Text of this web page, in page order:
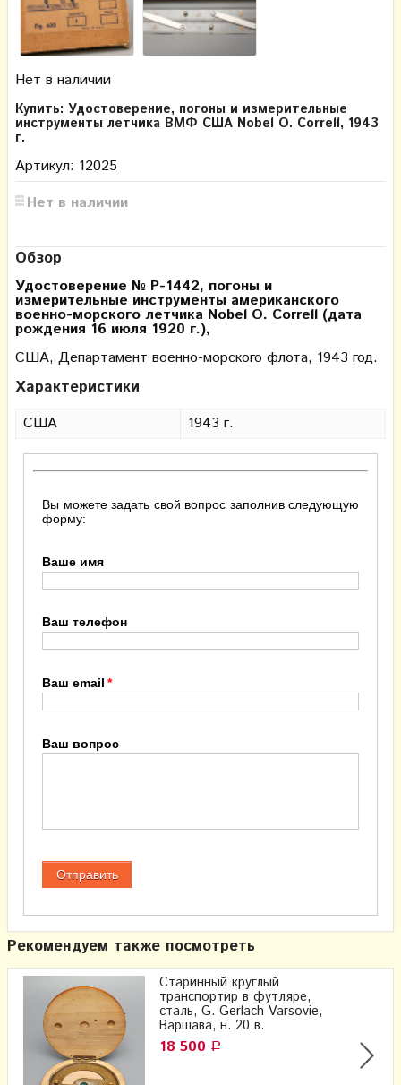
Нет в наличии
Купить: ​Удостоверение, погоны и измерительные
инструменты летчика ВМФ США Nobel О. Correll, 1943
г.
Артикул: 12025
Нет в наличии
Обзор
Удостоверение № P-1442, погоны и
измерительные инструменты американского
военно-морского летчика Nobel О. Correll (дата
рождения 16 июля 1920 г.),
США, Департамент военно-морского флота, 1943 год.
Характеристики
США 1943 г.
Вы можете задать свой вопрос заполнив следующую
форму:
Ваше имя
Ваш телефон
Ваш email
Ваш вопрос
Рекомендуем также посмотреть
Старинный круглый
транспортир в футляре,
сталь, G. Gerlach Varsovie,
Варшава, н. 20 в.
18 500 Р